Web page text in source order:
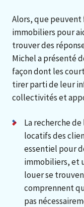
Alors, que
immobiliers pour
trouver des
Michel a présenté
façon dont les
tirer parti de leur
collectivités et
La recherche
locatifs des
essentiel pour
immobiliers, et
louer se
comprennent
pas